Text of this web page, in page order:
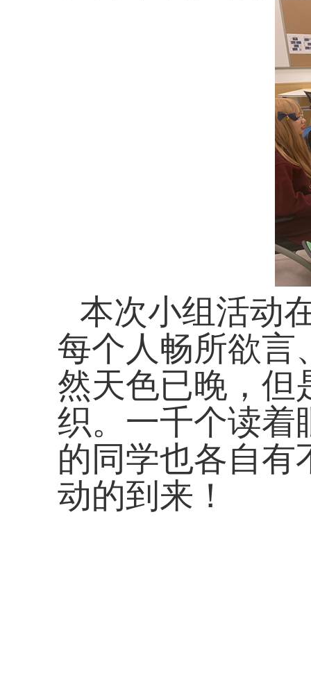
本次小组活动
每个人畅所欲言
然天色已晚，但
织。一千个读着
的同学也各自有
动的到来！